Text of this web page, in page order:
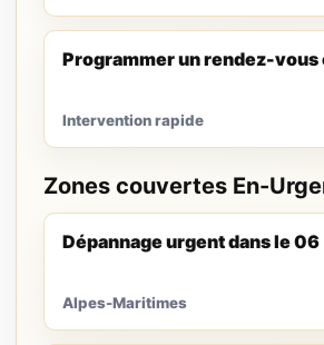
Programmer un rendez-vous
Intervention rapide
Zones couvertes En-
Dépannage urgent dans le 06
Alpes-Maritimes